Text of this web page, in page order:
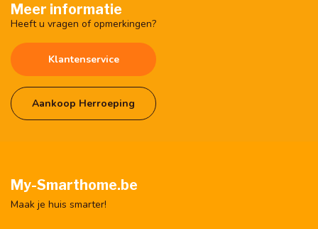
Meer informatie
Heeft u vragen of opmerkingen?
Klantenservice
Aankoop Herroeping
My-Smarthome.be
Maak je huis smarter!